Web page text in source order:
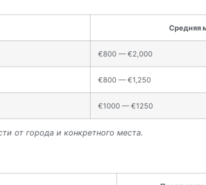
Средняя
€800 — €2,000
€800 — €1,250
€1000 — €1250
от города и конкретного места.